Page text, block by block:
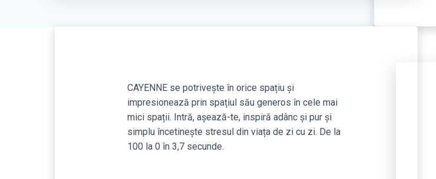
CAYENNE se potrivește în orice spațiu și
impresionează prin spațiul său generos în cele mai
mici spații. Intră, așează-te, inspiră adânc și pur și
simplu încetinește stresul din viața de zi cu zi. De la
100 la 0 în 3,7 secunde.